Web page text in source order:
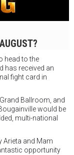
head to the
has received an
fight card in
Ballroom, and
would be
multi-national
Arieta and Mam
opportunity